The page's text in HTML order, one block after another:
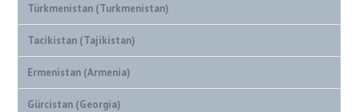
Türkmenistan (Turkmenistan)
Tacikistan (Tajikistan)
Ermenistan (Armenia)
Gürcistan (Georgia)